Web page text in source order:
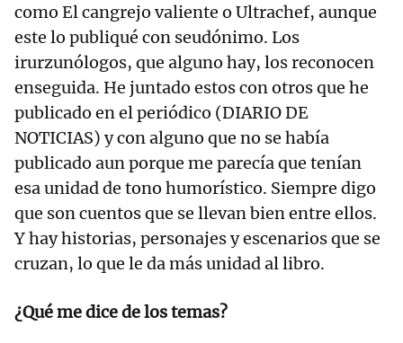
como El cangrejo valiente o Ultrachef, aunque
este lo publiqué con seudónimo. Los
irurzunólogos, que alguno hay, los reconocen
enseguida. He juntado estos con otros que he
publicado en el periódico (DIARIO DE
NOTICIAS) y con alguno que no se había
publicado aun porque me parecía que tenían
esa unidad de tono humorístico. Siempre digo
que son cuentos que se llevan bien entre ellos.
Y hay historias, personajes y escenarios que se
cruzan, lo que le da más unidad al libro.
¿Qué me dice de los temas?